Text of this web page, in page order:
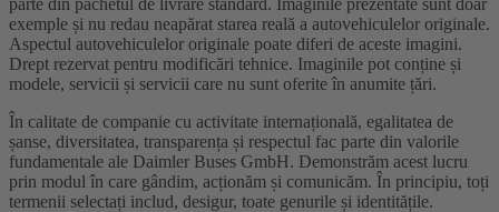
exemple și nu redau neapărat starea reală a autovehiculelor originale.
Aspectul autovehiculelor originale poate diferi de aceste imagini.
Drept rezervat pentru modificări tehnice. Imaginile pot conține și
modele, servicii și servicii care nu sunt oferite în anumite țări.
În calitate de companie cu activitate internațională, egalitatea de
șanse, diversitatea, transparența și respectul fac parte din valorile
fundamentale ale Daimler Buses GmbH. Demonstrăm acest lucru
prin modul în care gândim, acționăm și comunicăm. În principiu, toți
termenii selectați includ, desigur, toate genurile și identitățile.